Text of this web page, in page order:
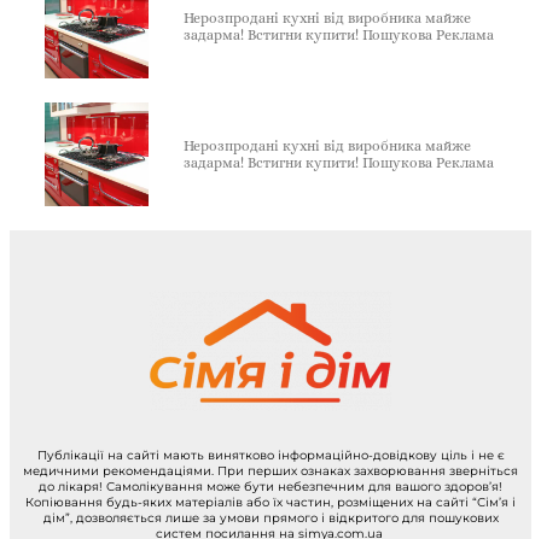
Нерозпродані кухні від виробника майже
задарма! Встигни купити! Пошукова Реклама
Нерозпродані кухні від виробника майже
задарма! Встигни купити! Пошукова Реклама
Публікації на сайті мають винятково інформаційно-довідкову ціль і не є
медичними рекомендаціями. При перших ознаках захворювання зверніться
до лікаря! Самолікування може бути небезпечним для вашого здоров’я!
Копіювання будь-яких матеріалів або їх частин, розміщених на сайті “Сім’я і
дім”, дозволяється лише за умови прямого і відкритого для пошукових
систем посилання на simya.com.ua